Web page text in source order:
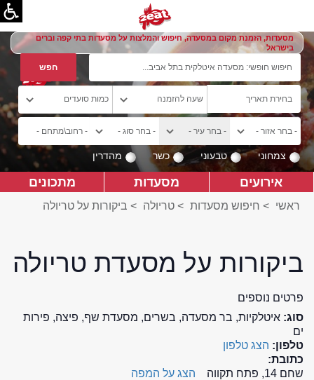
מסעדות, הזמנת מקום במסעדה, חיפוש והמלצות על מסעדות בתי קפה וברים
בישראל
צמחוני טבעוני כשר מהדרין
אירועים מסעדות מתכונים
ראשי > חיפוש מסעדות > טריולה > ביקורות על טריולה
ביקורות על מסעדת טריולה
פרטים נוספים
סוג: איטלקיות, בר מסעדה, בשרים, מסעדת שף, פיצה, פירות
ים
טלפון: הצג טלפון
כתובת:
שחם 14, פתח תקווה
הצג על המפה